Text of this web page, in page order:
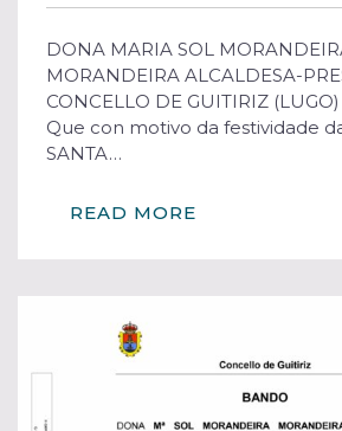
DONA MARIA SOL
MORANDEIRA ALCALDESA-
CONCELLO DE GUITIRIZ
Que con motivo da festividade
SANTA…
READ MORE